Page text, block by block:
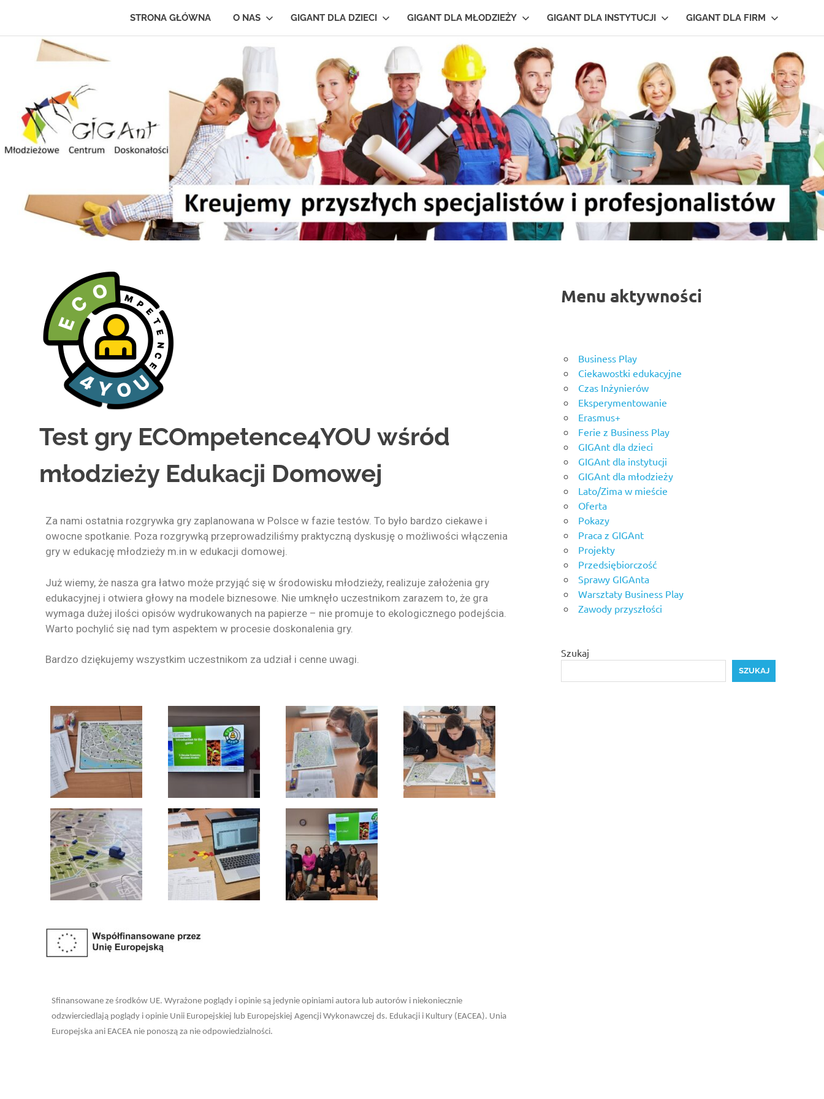
STRONA GŁÓWNA O NAS GIGANT DLA DZIECI GIGANT DLA MŁODZIEŻY GIGANT DLA INSTYTUCJI GIGANT DLA FIRM
Test gry ECOmpetence4YOU wśród
młodzieży Edukacji Domowej
Za nami ostatnia rozgrywka gry zaplanowana w Polsce w fazie testów. To było bardzo ciekawe i
owocne spotkanie. Poza rozgrywką przeprowadziliśmy praktyczną dyskusję o możliwości włączenia
gry w edukację młodzieży m.in w edukacji domowej.
Już wiemy, że nasza gra łatwo może przyjąć się w środowisku młodzieży, realizuje założenia gry
edukacyjnej i otwiera głowy na modele biznesowe. Nie umknęło uczestnikom zarazem to, że gra
wymaga dużej ilości opisów wydrukowanych na papierze – nie promuje to ekologicznego podejścia.
Warto pochylić się nad tym aspektem w procesie doskonalenia gry.
Bardzo dziękujemy wszystkim uczestnikom za udział i cenne uwagi.
Sfinansowane ze środków UE. Wyrażone poglądy i opinie są jedynie opiniami autora lub autorów i niekoniecznie
odzwierciedlają poglądy i opinie Unii Europejskiej lub Europejskiej Agencji Wykonawczej ds. Edukacji i Kultury (EACEA). Unia
Europejska ani EACEA nie ponoszą za nie odpowiedzialności.
Menu aktywności
Business Play
Ciekawostki edukacyjne
Czas Inżynierów
Eksperymentowanie
Erasmus+
Ferie z Business Play
GIGAnt dla dzieci
GIGAnt dla instytucji
GIGAnt dla młodzieży
Lato/Zima w mieście
Oferta
Pokazy
Praca z GIGAnt
Projekty
Przedsiębiorczość
Sprawy GIGAnta
Warsztaty Business Play
Zawody przyszłości
Szukaj
SZUKAJ